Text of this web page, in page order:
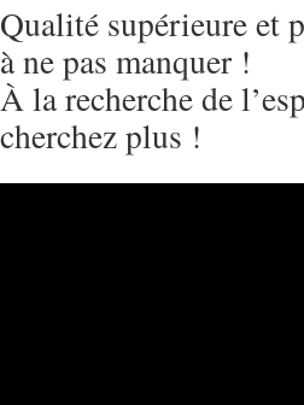
Qualité supérieure et
à ne pas manquer !
À la recherche de
cherchez plus !